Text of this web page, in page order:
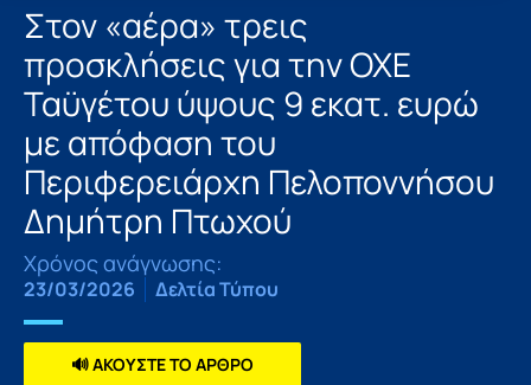
Στον «αέρα» τρεις
προσκλήσεις για την ΟΧΕ
Ταϋγέτου ύψους 9 εκατ. ευρώ
με απόφαση του
Περιφερειάρχη Πελοποννήσου
Δημήτρη Πτωχού
Χρόνος ανάγνωσης:
23/03/2026 Δελτία Τύπου
🔊 ΑΚΟΥΣΤΕ ΤΟ ΑΡΘΡΟ